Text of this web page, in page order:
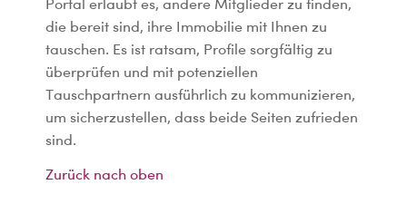
die bereit sind, ihre Immobilie mit Ihnen zu
tauschen. Es ist ratsam, Profile sorgfältig zu
überprüfen und mit potenziellen
Tauschpartnern ausführlich zu kommunizieren,
um sicherzustellen, dass beide Seiten zufrieden
sind.
Zurück nach oben